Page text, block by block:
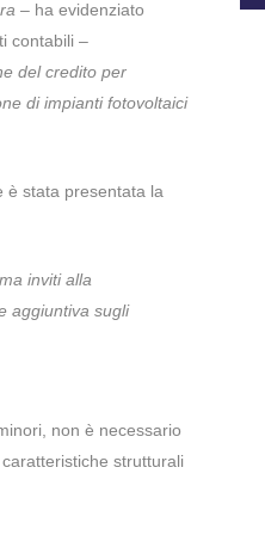
– ha evidenziato
contabili –
del credito per
di impianti fotovoltaici
è stata presentata la
inviti alla
aggiuntiva sugli
non è necessario
strutturali